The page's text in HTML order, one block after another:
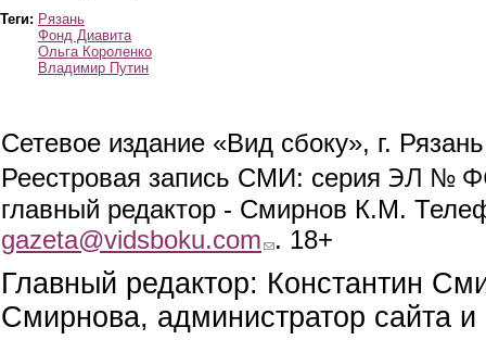
Теги: Рязань
Фонд Диавита
Ольга Короленко
Владимир Путин
Сетевое издание «Вид сбоку», г.
Реестровая запись СМИ: серия ЭЛ №
главный редактор - Смирнов К.М.
gazeta@vidsboku.com (link sends e-mail)
. 18+
Главный редактор: Константин
Смирнова, администратор сайта